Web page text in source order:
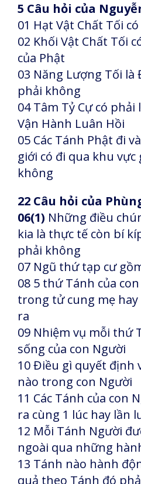
5 Câu hỏi của
01 Hạt Vật Chất Tối
02 Khối Vật Chất Tối
của Phật
03 Năng Lượng Tối
phải không
04 Tâm Tỷ Cự có
Vận Hành Luân Hồi
05 Các Tánh Phật đi
giới có đi qua khu
không
22 Câu hỏi của
06(1) Những điều
kia là thực tế còn bí
phải không
07 Ngũ thứ tạp cư
08 5 thứ Tánh của
trong tử cung mẹ
ra
09 Nhiệm vụ mỗi thứ
sống của con Người
10 Điều gì quyết định
nào trong con Người
11 Các Tánh của con
ra cùng 1 lúc hay lần
12 Mỗi Tánh Người
ngoài qua những
13 Tánh nào hành
quả theo Tánh đó